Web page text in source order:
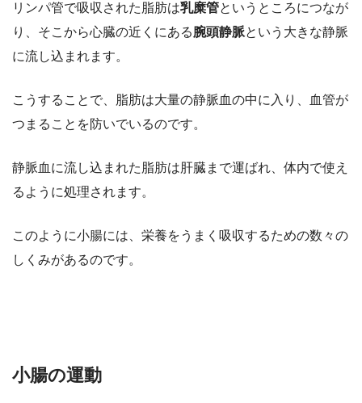
リンパ管で吸収された脂肪は乳糜管というところにつなが
り、そこから心臓の近くにある腕頭静脈という大きな静脈
に流し込まれます。
こうすることで、脂肪は大量の静脈血の中に入り、血管が
つまることを防いでいるのです。
静脈血に流し込まれた脂肪は肝臓まで運ばれ、体内で使え
るように処理されます。
このように小腸には、栄養をうまく吸収するための数々の
しくみがあるのです。
小腸の運動